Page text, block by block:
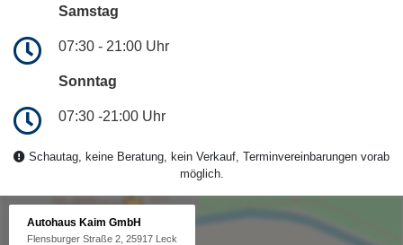
Samstag
07:30 - 21:00 Uhr
Sonntag
07:30 -21:00 Uhr
Schautag, keine Beratung, kein Verkauf, Terminvereinbarungen vorab
möglich.
Autohaus Kaim GmbH
Flensburger Straße 2, 25917 Leck